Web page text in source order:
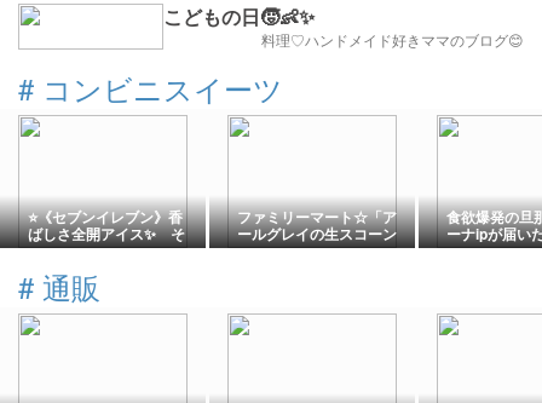
こどもの日🧒👶✨
料理♡ハンドメイド好きママのブログ😊
# コンビニスイーツ
⭐《セブンイレブン》香
ばしさ全開アイス✨ そ
して夢の「たぬきケー
ファミリーマート☆「ア
ールグレイの生スコーン
クロワッサン（ホワイト
食欲爆発の旦
ーナipが届い
# 通販